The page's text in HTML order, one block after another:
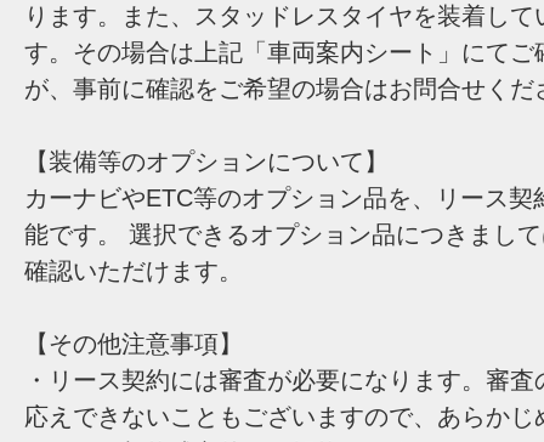
ります。また、スタッドレスタイヤを装着し
す。その場合は上記「車両案内シート」にてご
が、事前に確認をご希望の場合はお問合せくだ
【装備等のオプションについて】
カーナビやETC等のオプション品を、リース契
能です。 選択できるオプション品につきまし
確認いただけます。
【その他注意事項】
・リース契約には審査が必要になります。審
応えできないこともございますので、あらか